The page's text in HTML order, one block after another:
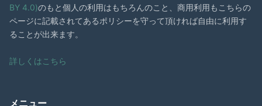
BY 4.0)のもと個人の利用はもちろんのこと、商用利用もこちらの
ページに記載されてあるポリシーを守って頂ければ自由に利用す
ることが出来ます。
詳しくはこちら
メニュー